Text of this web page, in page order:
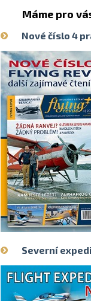
Máme pro
Nové číslo 4
Severní